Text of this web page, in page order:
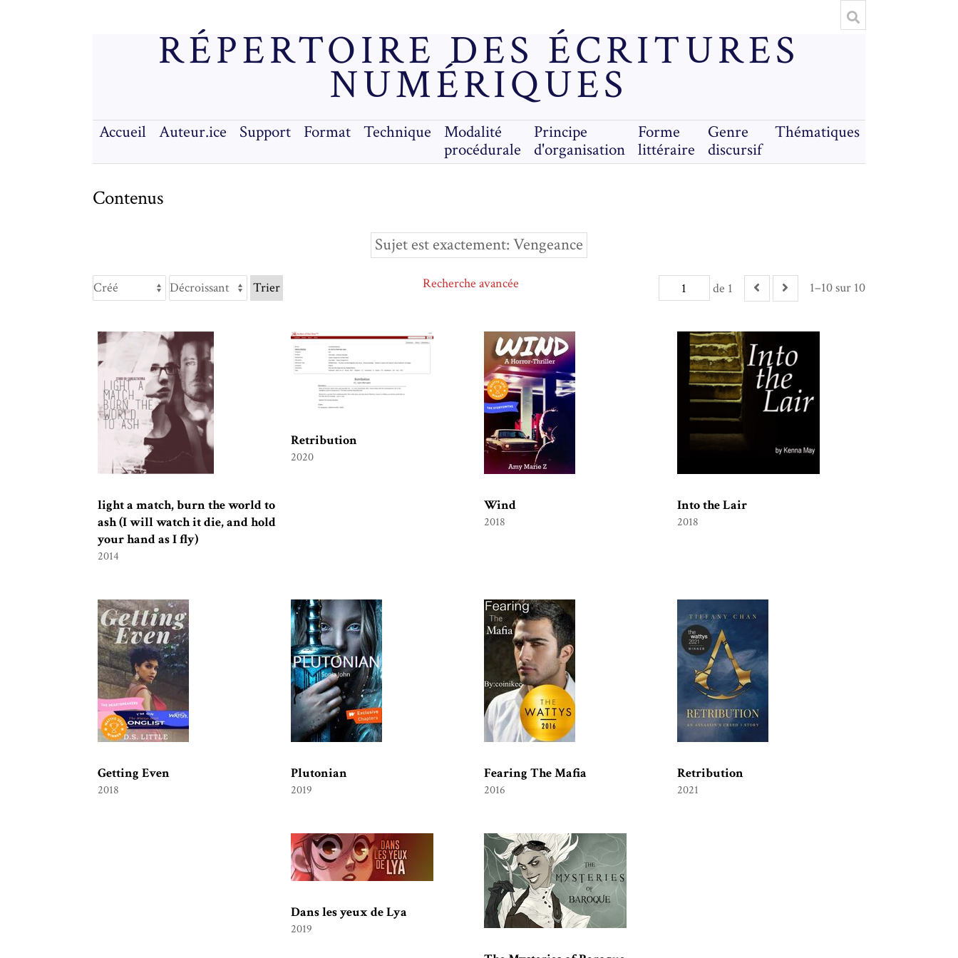
RÉPERTOIRE DES ÉCRITURES
NUMÉRIQUES
Accueil Auteur.ice Support Format Technique
Modalité
procédurale
Principe
d'organisation
Forme
littéraire
Genre
discursif
Thématiques
Contenus
Sujet est exactement Vengeance
de 1 1–10 sur 10
Recherche avancée
Trier
light a match, burn the world to
ash (I will watch it die, and hold
your hand as I fly)
2014
Retribution
2020
Wind
2018
Into the Lair
2018
Getting Even
2018
Plutonian
2019
Fearing The Mafia
2016
Retribution
2021
Dans les yeux de Lya
2019